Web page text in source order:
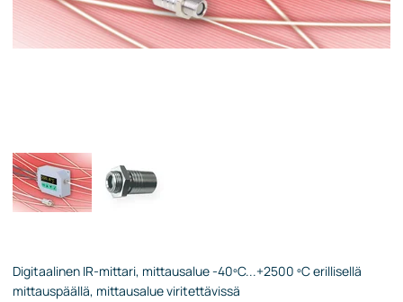
Digitaalinen IR-mittari, mittausalue -40ºC...+2500 ºC erillisellä
mittauspäällä, mittausalue viritettävissä